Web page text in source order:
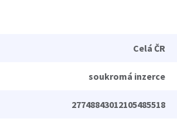
Celá ČR
soukromá inzerce
27748843012105485518